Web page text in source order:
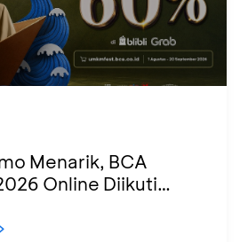
Menarik, BCA
Online Diikuti